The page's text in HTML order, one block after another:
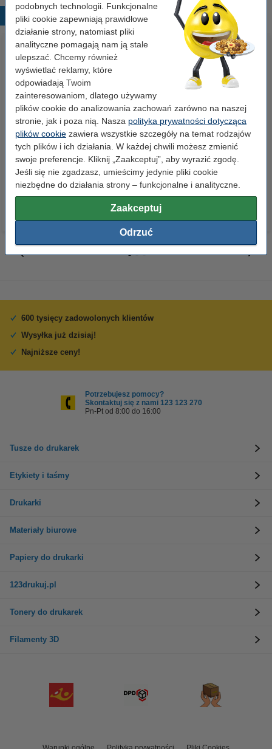
podobnych technologii. Funkcjonalne
pliki cookie zapewniają prawidłowe
działanie strony, natomiast pliki
analityczne pomagają nam ją stale
ulepszać. Chcemy również
wyświetlać reklamy, które
odpowiadają Twoim
zainteresowaniom, dlatego używamy
plików cookie do analizowania zachowań zarówno na naszej
stronie, jak i poza nią. Nasza polityka prywatności dotycząca
plików cookie zawiera wszystkie szczegóły na temat rodzajów
tych plików i ich działania. W każdej chwili możesz zmienić
swoje preferencje. Kliknij „Zaakceptuj”, aby wyrazić zgodę.
Jeśli się nie zgadzasz, umieścimy jedynie pliki cookie
niezbędne do działania strony – funkcjonalne i analityczne.
Zaakceptuj
Odrzuć
Popularne produkty
Spinacze biurowe 33 mm
okrągłe (100 sztuk), 123drukuj
2,90 zł z VAT
Baterie AAA LR03 123drukuj
Xtreme Power MN2400, 24
sztuki
35,00 zł z VAT
600 tysięcy zadowolonych klientów
Wysyłka już dzisiaj!
Najniższe ceny!
Potrzebujesz pomocy?
Skontaktuj się z nami 123 123 270
Pn-Pt od 8:00 do 16:00
Tusze do drukarek
Etykiety i taśmy
Drukarki
Materiały biurowe
Papiery do drukarki
123drukuj.pl
Tonery do drukarek
Filamenty 3D